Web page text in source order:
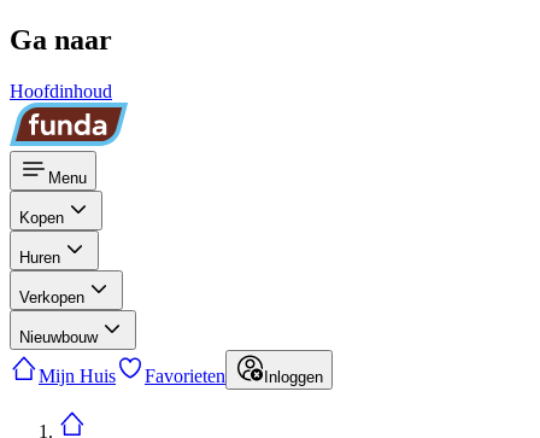
Ga naar
Hoofdinhoud
Menu
Kopen
Huren
Verkopen
Nieuwbouw
Mijn Huis Favorieten Inloggen